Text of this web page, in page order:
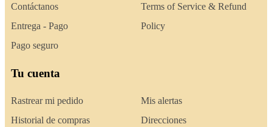
Contáctanos
Entrega - Pago
Pago seguro
Terms of Service & Refund
Policy
Tu cuenta
Rastrear mi pedido
Historial de compras
Mis alertas
Direcciones